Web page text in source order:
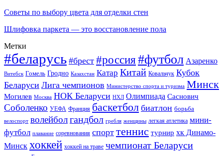
Советы по выбору цвета для отделки стен
Шлифовка паркета — это восстановление пола
Метки
#беларусь #брест #россия#футбол Азаренко
Витебск Гомель Гродно Казахстан Катар Китай Ковальчук Кубок
Беларуси Лига чемпионов Министерство спорта и туризма Минск
Могилев Москва НОК Беларуси НХЛ Олимпиада Саснович
Соболенко УЕФА Франция баскетбол биатлон борьба
велоспорт волейболгандбол гребля женщины легкая атлетика мини-
футбол плавание соревнования спорт теннис турнир хк Динамо-
Минск хоккей хоккей на траве чемпионат Беларуси